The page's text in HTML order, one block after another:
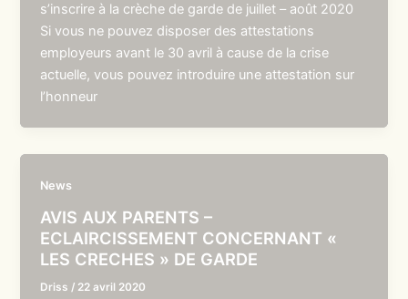
s’inscrire à la crèche de garde de juillet – août 2020
Si vous ne pouvez disposer des attestations
employeurs avant le 30 avril à cause de la crise
actuelle, vous pouvez introduire une attestation sur
l’honneur
News
AVIS AUX PARENTS –
ECLAIRCISSEMENT CONCERNANT «
LES CRECHES » DE GARDE
Driss / 22 avril 2020